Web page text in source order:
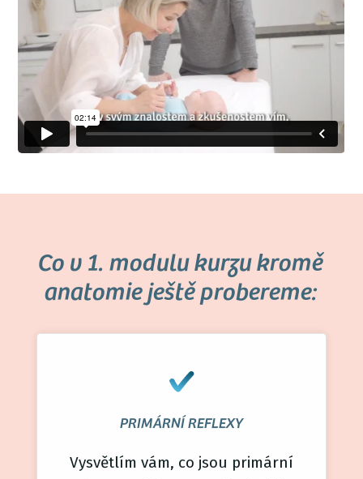
Co v 1. modulu kurzu kromě
anatomie ještě probereme:
PRIMÁRNÍ REFLEXY
Vysvětlím vám, co jsou primární